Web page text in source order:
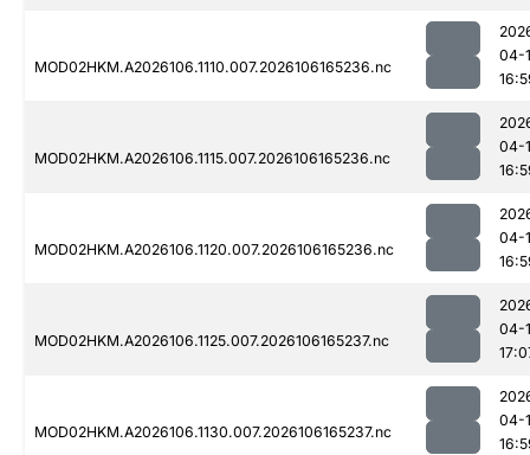
MOD02HKM.A2026106.1110.007.2026106165236.nc
04-
MOD02HKM.A2026106.1115.007.2026106165236.nc
04-
MOD02HKM.A2026106.1120.007.2026106165236.nc
04-
MOD02HKM.A2026106.1125.007.2026106165237.nc
04-
MOD02HKM.A2026106.1130.007.2026106165237.nc
04-